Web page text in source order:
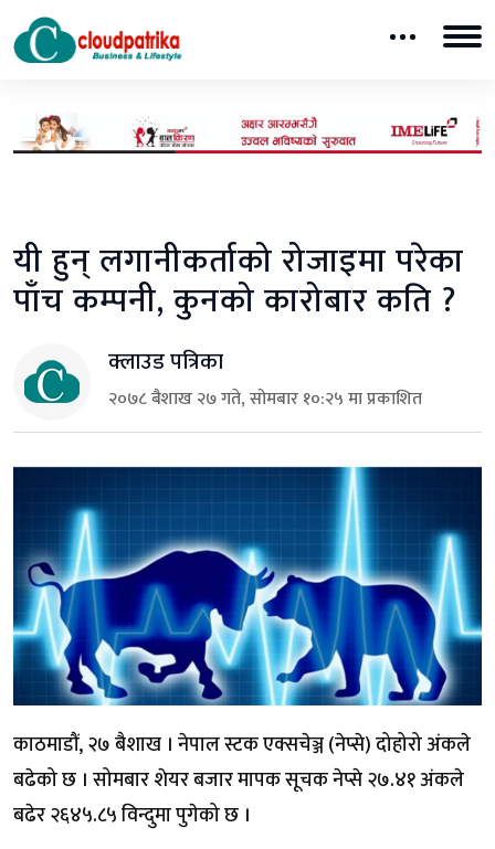
यी हुन् लगानीकर्ताको रोजाइमा परेका
पाँच कम्पनी, कुनको कारोबार कति ?
क्लाउड पत्रिका
२०७८ बैशाख २७ गते, सोमबार १०:२५ मा प्रकाशित
काठमाडौं, २७ बैशाख । नेपाल स्टक एक्सचेञ्ज (नेप्से) दोहोरो अंकले
बढेको छ । सोमबार शेयर बजार मापक सूचक नेप्से २७.४१ अंकले
बढेर २६४५.८५ विन्दुमा पुगेको छ ।